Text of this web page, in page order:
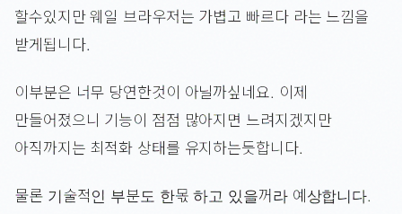
할수있지만 웨일 브라우저는 가볍고 빠르다 라는 느낌을
받게됩니다.
이부분은 너무 당연한것이 아닐까싶네요. 이제
만들어졌으니 기능이 점점 많아지면 느려지겠지만
아직까지는 최적화 상태를 유지하는듯합니다.
물론 기술적인 부분도 한몫 하고 있을꺼라 예상합니다.